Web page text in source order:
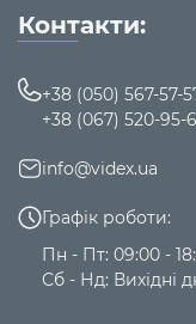
Контакти:
+38 (050) 567-57-
+38 (067) 520-95-
info@videx.ua
Графік роботи:
Пн - Пт: 09:00 -
Сб - Нд: Вихідні